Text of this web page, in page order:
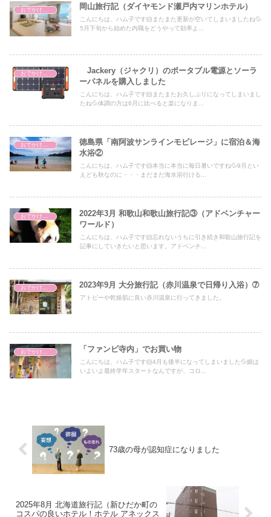
岡山旅行記（ダイヤモンド瀬戸内マリンホテル）
こんにちは、ハム子です🐹またまた更新が空いてしまいましたね💦
5月下旬から始めた内職をどうやって効率よ...
おでかけ・アウトドア・旅行
Jackery（ジャクリ）のポータブル電源とソーラ
ーパネルを購入しました
こんにちは、ハム子です🐹またまたお久しぶりになってしまいまし
たね💦体調の方は6月に比べると楽になりま...
おでかけ・アウトドア・旅行
徳島県「南阿波サンラインモビレージ」に宿泊＆海
水浴②
こんにちは、ハム子です🐹本当に本当に毎日暑いですね💦9月とい
えども秋なのに・・・まだまだ海水浴行ける...
おでかけ・アウトドア・旅行
2022年3月 和歌山和歌山旅行記③（アドベンチャー
ワールド）
こんにちは、ハム子です🐹忘れないうちに引き続き和歌山旅行記を
記事にしていきたいと思います。アドベンチ...
おでかけ・アウトドア・旅行 2023年9月 大分旅行記（赤川温泉で日帰り入浴）➆
アトピーや乾燥肌に良い赤川温泉に行ってきました。
「ファンビ寺内」でお買い物
こんにちは、ハム子です🐹4月も後半になってしまいました💦娘は
いよいよ最終学年スタートなんですが、コロ...
73歳の母が認知症になりました
2025年8月 北海道旅行記（新ひだか町の
コスパの良いホテル！ホテル アネックス